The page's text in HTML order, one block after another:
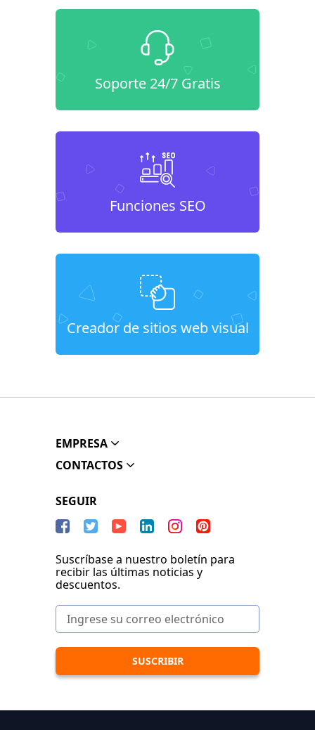
Soporte 24/7 Gratis
Funciones SEO
Creador de sitios web visual
EMPRESA
CONTACTOS
SEGUIR
Suscríbase a nuestro boletín para
recibir las últimas noticias y
descuentos.